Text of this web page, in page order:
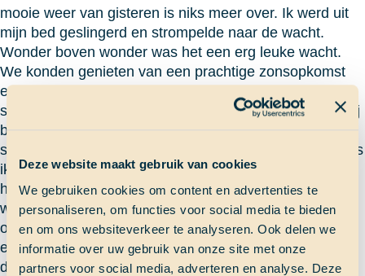
Deze website maakt gebruik van cookies
We gebruiken cookies om content en advertenties te
personaliseren, om functies voor social media te bieden
en om ons websiteverkeer te analyseren. Ook delen we
informatie over uw gebruik van onze site met onze
partners voor social media, adverteren en analyse. Deze
mooie weer van gisteren is niks meer over. Ik werd uit
mijn bed geslingerd en strompelde naar de wacht.
Wonder boven wonder was het een erg leuke wacht.
We konden genieten van een prachtige zonsopkomst
en dolfijnen. Binnen leek het echter op de schuine
scène van ‘Alles Mag Op Zaterdag’. Vandaag ben ik mij
bewust geworden van de ongemakken van een schuin
schip. Tandenpoetsen bijvoorbeeld: na mijn wacht poets
ik mijn tanden in de keuken omdat ik anders mijn
hutgenoten wakker maak. Alleen stroomt je water niet
weg omdat het putje aan de verkeerde kant zit. Maar
ook de tafel dekken, water drinken, je bed in klimmen
en traplopen vergt het een en ander aan
doorzettingsvermogen en geduld. Wat ook nog steeds